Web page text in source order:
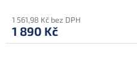
1 561,98 Kč bez DPH
1 890 Kč